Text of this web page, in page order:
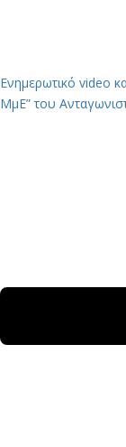
Ενημερωτικό video
ΜμΕ” του